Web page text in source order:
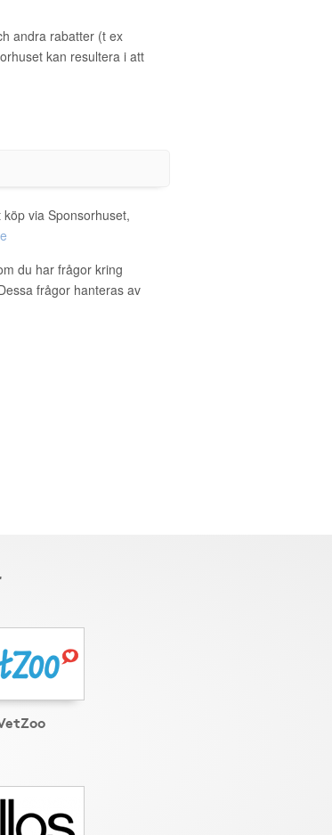
andra rabatter (t ex
kan resultera i att
via Sponsorhuset,
du har frågor kring
frågor hanteras av